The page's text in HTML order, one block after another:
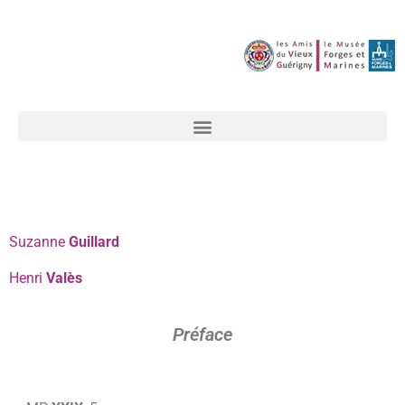
Suzanne Guillard
Henri Valès
Préface